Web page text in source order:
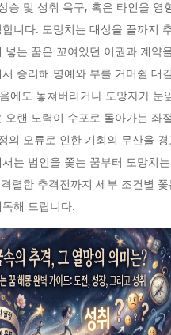
승 및 성취 욕구, 혹은 타인을 영
니다. 도망치는 대상을 끝까지
넣는 꿈은 꼬여있던 이권과 계약
승리해 명예와 부를 거머쥘 대
에도 놓쳐버리거나 도망자가 눈
오랜 노력이 수포로 돌아가는 좌
의 오류로 인한 기회의 무산을 경
는 범인을 쫓는 꿈부터 도망치
렬한 추격전까지 세부 조건별 쫓
해 드립니다.